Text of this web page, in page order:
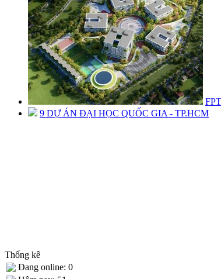
9 DỰ ÁN ĐẠI HỌC QUỐC GIA - TP.HCM
Thống kê
Đang online: 0